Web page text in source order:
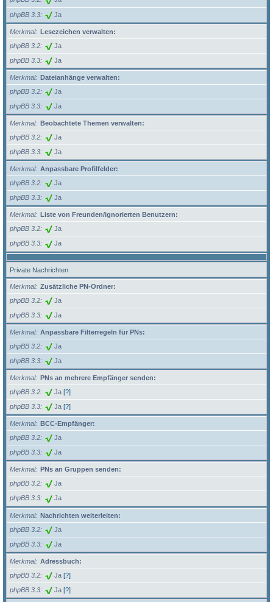
phpBB 3.3 Ja
Merkmal
Lesezeichen verwalten:
phpBB 3.2
Ja
phpBB 3.3 Ja
Merkmal
Dateianhänge verwalten:
phpBB 3.2
Ja
phpBB 3.3 Ja
Merkmal
Beobachtete Themen verwalten:
phpBB 3.2
Ja
phpBB 3.3 Ja
Merkmal
Anpassbare Profilfelder:
phpBB 3.2
Ja
phpBB 3.3 Ja
Merkmal
Liste von Freunden/ignorierten Benutzern:
phpBB 3.2
Ja
phpBB 3.3 Ja
Private Nachrichten
Merkmal
Zusätzliche PN-Ordner:
phpBB 3.2
Ja
phpBB 3.3 Ja
Merkmal
Anpassbare Filterregeln für PNs:
phpBB 3.2
Ja
phpBB 3.3 Ja
Merkmal
PNs an mehrere Empfänger senden:
phpBB 3.2
Ja [?]
phpBB 3.3 Ja [?]
Merkmal
BCC-Empfänger:
phpBB 3.2
Ja
phpBB 3.3 Ja
Merkmal
PNs an Gruppen senden:
phpBB 3.2
Ja
phpBB 3.3 Ja
Merkmal
Nachrichten weiterleiten:
phpBB 3.2
Ja
phpBB 3.3 Ja
Merkmal
Adressbuch:
phpBB 3.2
Ja [?]
phpBB 3.3 Ja [?]